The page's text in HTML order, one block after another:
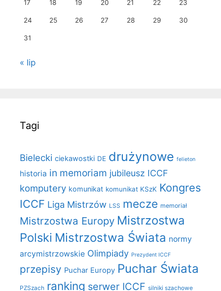
17 18 19 20 21 22 23
24 25 26 27 28 29 30
31
« lip
Tagi
Bielecki ciekawostki DE drużynowe felieton
historia in memoriam jubileusz ICCF
komputery komunikat komunikat KSzK Kongres
ICCF Liga Mistrzów LSS mecze memoriał
Mistrzostwa Europy Mistrzostwa
Polski Mistrzostwa Świata normy
arcymistrzowskie Olimpiady Prezydent ICCF
przepisy Puchar Europy Puchar Świata
PZSzach ranking serwer ICCF silniki szachowe